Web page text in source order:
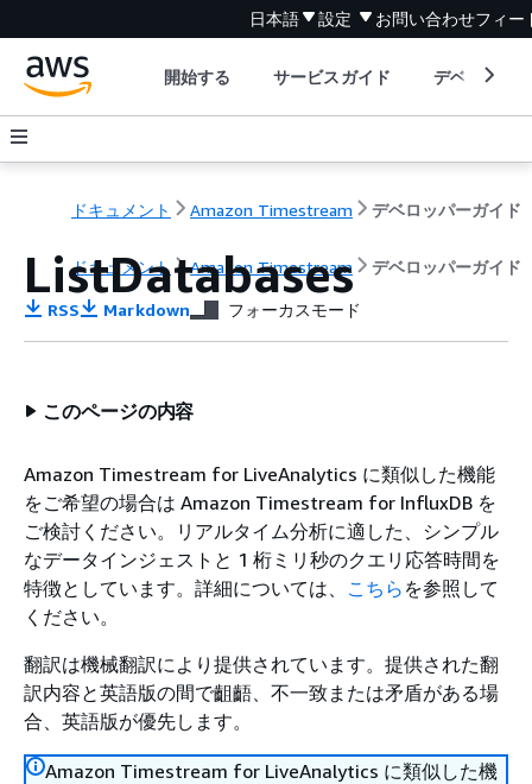
日本語 設定 お問い合わせフィー
開始する サービスガイド デベロッパ
ドキュメント Amazon Timestream デベロッパーガイド
ドキュメント Amazon Timestream デベロッパーガイド
ListDatabases
RSS Markdown フォーカスモード
このページの内容
Amazon Timestream for LiveAnalytics に類似した機能
をご希望の場合は Amazon Timestream for InfluxDB を
ご検討ください。リアルタイム分析に適した、シンプル
なデータインジェストと 1 桁ミリ秒のクエリ応答時間を
特徴としています。詳細については、 こちら を参照して
ください。
翻訳は機械翻訳により提供されています。提供された翻
訳内容と英語版の間で齟齬、不一致または矛盾がある場
合、英語版が優先します。
Amazon Timestream for LiveAnalytics に類似した機